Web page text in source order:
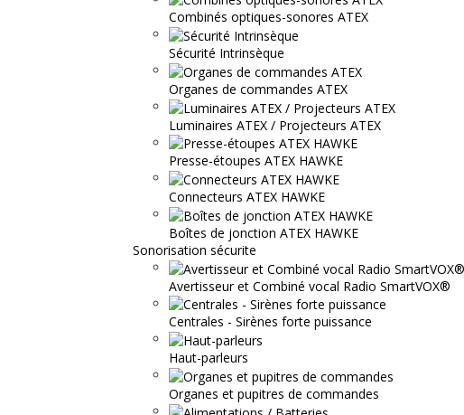
Combinés optiques-sonores ATEX
Sécurité Intrinsèque
Organes de commandes ATEX
Luminaires ATEX / Projecteurs ATEX
Presse-étoupes ATEX HAWKE
Connecteurs ATEX HAWKE
Boîtes de jonction ATEX HAWKE
Sonorisation sécurite
Avertisseur et Combiné vocal Radio SmartVOX®
Centrales - Sirènes forte puissance
Haut-parleurs
Organes et pupitres de commandes